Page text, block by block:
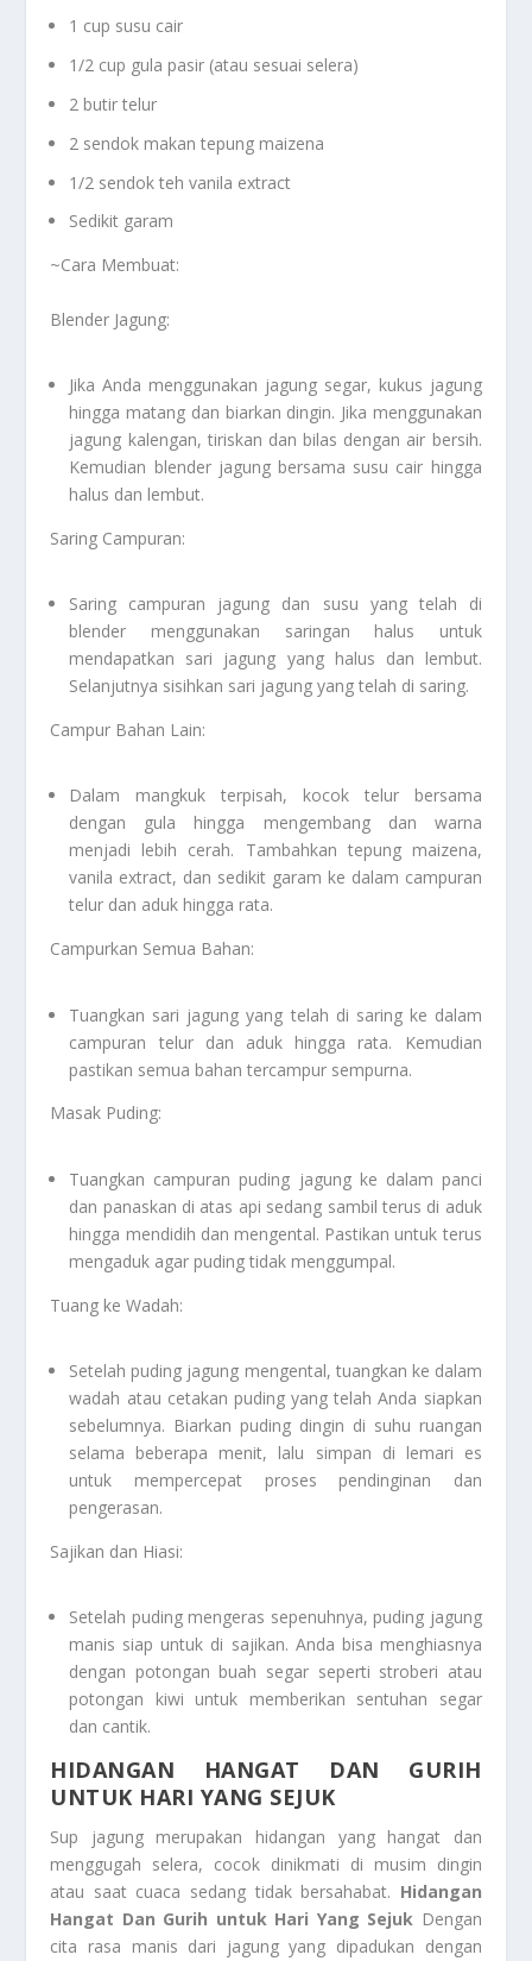
1 cup susu cair
1/2 cup gula pasir (atau sesuai selera)
2 butir telur
2 sendok makan tepung maizena
1/2 sendok teh vanila extract
Sedikit garam
~Cara Membuat:
Blender Jagung:
Jika Anda menggunakan jagung segar, kukus jagung
hingga matang dan biarkan dingin. Jika menggunakan
jagung kalengan, tiriskan dan bilas dengan air bersih.
Kemudian blender jagung bersama susu cair hingga
halus dan lembut.
Saring Campuran:
Saring campuran jagung dan susu yang telah di
blender menggunakan saringan halus untuk
mendapatkan sari jagung yang halus dan lembut.
Selanjutnya sisihkan sari jagung yang telah di saring.
Campur Bahan Lain:
Dalam mangkuk terpisah, kocok telur bersama
dengan gula hingga mengembang dan warna
menjadi lebih cerah. Tambahkan tepung maizena,
vanila extract, dan sedikit garam ke dalam campuran
telur dan aduk hingga rata.
Campurkan Semua Bahan:
Tuangkan sari jagung yang telah di saring ke dalam
campuran telur dan aduk hingga rata. Kemudian
pastikan semua bahan tercampur sempurna.
Masak Puding:
Tuangkan campuran puding jagung ke dalam panci
dan panaskan di atas api sedang sambil terus di aduk
hingga mendidih dan mengental. Pastikan untuk terus
mengaduk agar puding tidak menggumpal.
Tuang ke Wadah:
Setelah puding jagung mengental, tuangkan ke dalam
wadah atau cetakan puding yang telah Anda siapkan
sebelumnya. Biarkan puding dingin di suhu ruangan
selama beberapa menit, lalu simpan di lemari es
untuk mempercepat proses pendinginan dan
pengerasan.
Sajikan dan Hiasi:
Setelah puding mengeras sepenuhnya, puding jagung
manis siap untuk di sajikan. Anda bisa menghiasnya
dengan potongan buah segar seperti stroberi atau
potongan kiwi untuk memberikan sentuhan segar
dan cantik.
HIDANGAN HANGAT DAN GURIH
UNTUK HARI YANG SEJUK
Sup jagung merupakan hidangan yang hangat dan
menggugah selera, cocok dinikmati di musim dingin
atau saat cuaca sedang tidak bersahabat. Hidangan
Hangat Dan Gurih untuk Hari Yang Sejuk Dengan
cita rasa manis dari jagung yang dipadukan dengan